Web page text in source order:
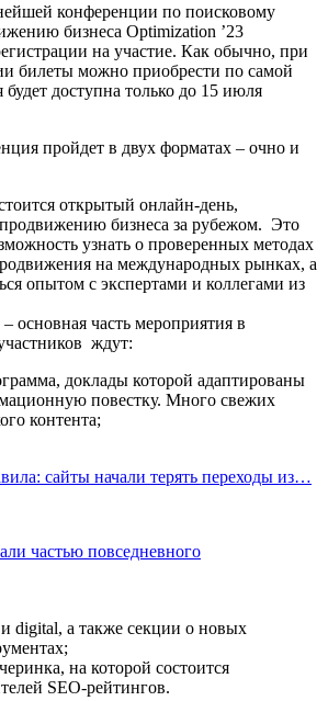
конференции по поисковому
бизнеса Optimization ’23
на участие. Как обычно, при
билеты можно приобрести по самой
будет доступна только до 15 июля
пройдет в двух форматах – очно и
открытый онлайн-день,
бизнеса за рубежом. Это
узнать о проверенных методах
на международных рынках, а
опытом с экспертами и коллегами из
– основная часть мероприятия в
ждут:
доклады которой адаптированы
повестку. Много свежих
контента;
сайты начали терять переходы из…
частью повседневного
digital, а также секции о новых
на которой состоится
SEO-рейтингов.